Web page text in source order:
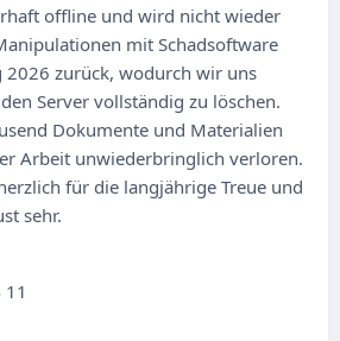
offline und wird nicht wieder
mit Schadsoftware
2026 zurück, wodurch wir uns
Server vollständig zu löschen.
Dokumente und Materialien
Arbeit unwiederbringlich verloren.
für die langjährige Treue und
sehr.